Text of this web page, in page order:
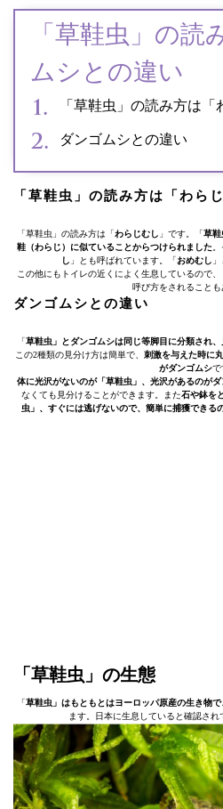
「草鞋虫」の読
ムシとの違い
「草鞋虫」の読み方は「
ダンゴムシとの違い
「草鞋虫」の読み方は「わらじ
「草鞋虫」の読み方は「わらじむし 」です。「草鞋
鞋（わらじ）に似ていることからつけられました
し 」とも呼ばれています。「おめむし
この他にもトイレの近くによく生息しているので
呼び方をされることも
ダンゴムシとの違い
「草鞋虫」とダンゴムシは同じ等脚目に分類され
この2種類の見分け方は簡単で、 刺激を与えた時に
がダンゴムシで
体に光沢がないのが「草鞋虫」、光沢があるのが
なくても見分けることができます。また石や鉢を
虫」、すぐには逃げないので、簡単に捕獲できる
「草鞋虫」の生態
「草鞋虫」はもともとはヨーロッパ原産の生き物
ます。日本に生息していると確認され